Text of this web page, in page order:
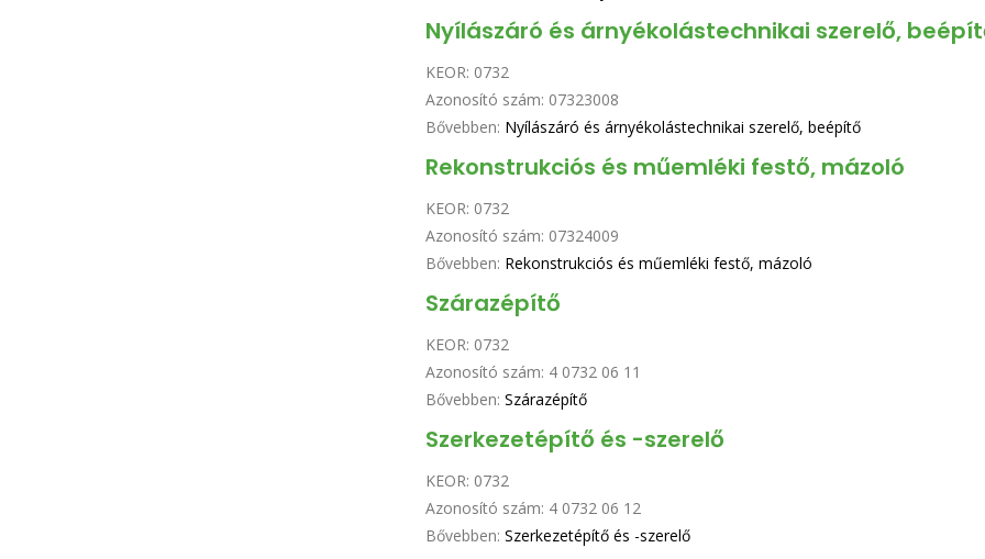
Nyílászáró és árnyékolástechnikai szerelő,
KEOR: 0732
Azonosító szám: 07323008
Bővebben: Nyílászáró és árnyékolástechnikai szerelő, beépítő
Rekonstrukciós és műemléki festő, mázoló
KEOR: 0732
Azonosító szám: 07324009
Bővebben: Rekonstrukciós és műemléki festő, mázoló
Szárazépítő
KEOR: 0732
Azonosító szám: 4 0732 06 11
Bővebben: Szárazépítő
Szerkezetépítő és -szerelő
KEOR: 0732
Azonosító szám: 4 0732 06 12
Bővebben: Szerkezetépítő és -szerelő